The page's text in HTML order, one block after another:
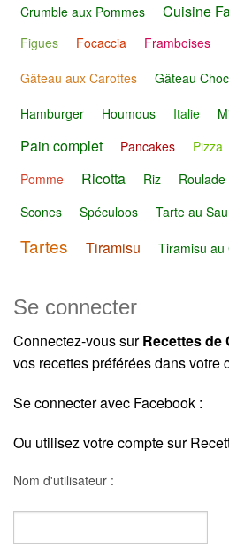
Crumble aux Pommes Cuisine
Figues
Focaccia Framboises
Gâteau aux Carottes
Gâteau
Hamburger Houmous Italie
Pain complet Pancakes Pizza
Pomme
Ricotta Riz Roulade
Scones
Spéculoos Tarte au
Tartes Tiramisu Tiramisu au
Se connecter
Connectez-vous surRecettes de
vos recettes préférées dans votre
Se connecter avec Facebook :
Ou utilisez votre compte sur
Nom d'utilisateur :